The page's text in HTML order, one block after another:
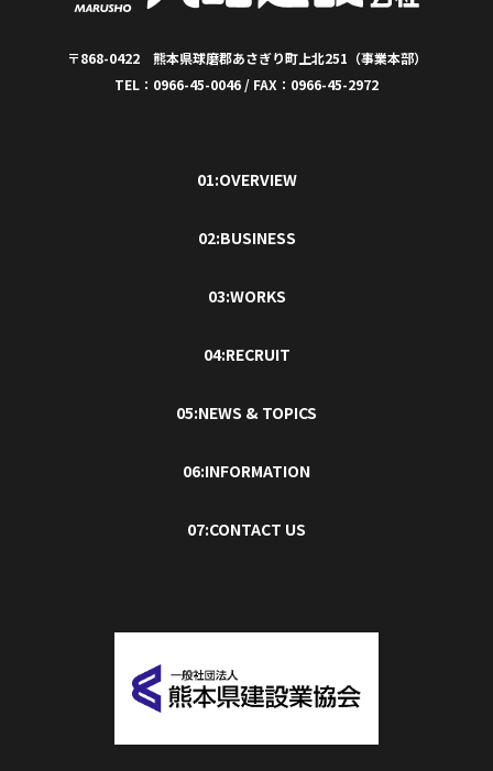
〒868-0422 熊本県球磨郡あさぎり町上北251（事業本部）
TEL：0966-45-0046 / FAX：0966-45-2972
01:OVERVIEW
02:BUSINESS
03:WORKS
04:RECRUIT
05:NEWS & TOPICS
06:INFORMATION
07:CONTACT US